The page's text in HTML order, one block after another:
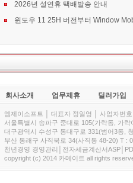
2026년 설연휴 택배발송 안내
회사소개 업무제휴 딜러가입
엠제이소프트 │ 대표자 정일영 │ 사업자번
서울특별시 송파구 중대로 105(가락동, 가
대구광역시 수성구 동대구로 331(범어3동,
부산 동래구 사직북로 34(사직동 48-20) T :
천년경영 경영관리│전자세금계산서
copyright (c) 2014 카메이트 all rights